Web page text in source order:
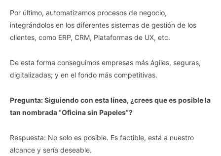
Por último, automatizamos procesos de negocio,
integrándolos en los diferentes sistemas de gestión de los
clientes, como ERP, CRM, Plataformas de UX, etc.
De esta forma conseguimos empresas más ágiles, seguras,
digitalizadas; y en el fondo más competitivas.
Pregunta: Siguiendo con esta línea, ¿crees que es posible la
tan nombrada “Oficina sin Papeles”?
Respuesta: No solo es posible. Es factible, está a nuestro
alcance y sería deseable.